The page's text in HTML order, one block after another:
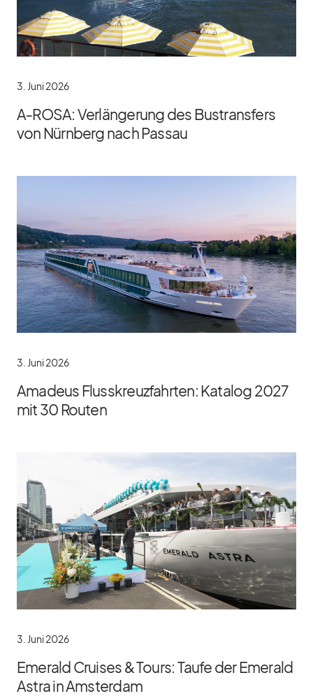
3. Juni 2026
A‑ROSA: Verlängerung des Bustransfers
von Nürnberg nach Passau
3. Juni 2026
Amadeus Flusskreuzfahrten: Katalog 2027
mit 30 Routen
3. Juni 2026
Emerald Cruises & Tours: Taufe der Emerald
Astra in Amsterdam